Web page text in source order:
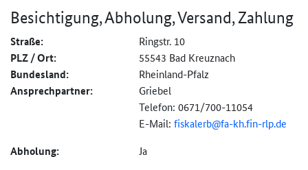
Besichtigung, Abholung, Versand, Zahlung
Straße: Ringstr. 10
PLZ / Ort: 55543 Bad Kreuznach
Bundesland: Rheinland-Pfalz
Ansprechpartner:
Griebel
Telefon: 0671/700-11054
E-Mail: fiskalerb@fa-kh.fin-rlp.de
Abholung: Ja